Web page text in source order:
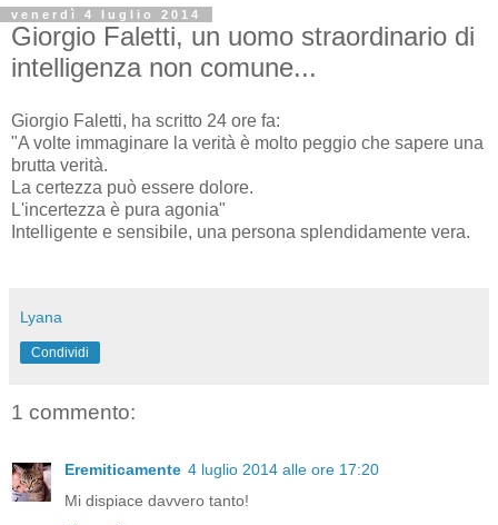
venerdì 4 luglio 2014
Giorgio Faletti, un uomo straordinario di
intelligenza non comune...
Giorgio Faletti, ha scritto 24 ore fa:
"A volte immaginare la verità è molto peggio che sapere una
brutta verità.
La certezza può essere dolore.
L'incertezza è pura agonia"
Intelligente e sensibile, una persona splendidamente vera.
Lyana
Condividi
1 commento:
Eremiticamente 4 luglio 2014 alle ore 17:20
Mi dispiace davvero tanto!